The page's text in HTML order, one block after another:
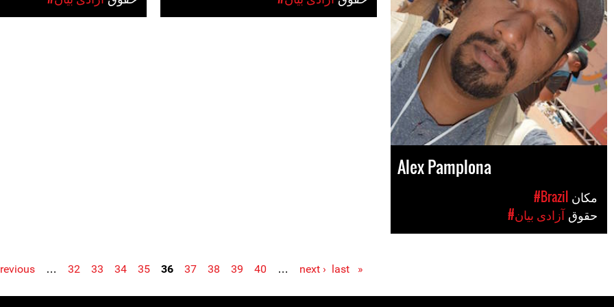
Alex Pamplona
#Brazil
#آزادی بیان
Pages
« first
… 32 33 34 35 36 37 38 39 40 … next › last »